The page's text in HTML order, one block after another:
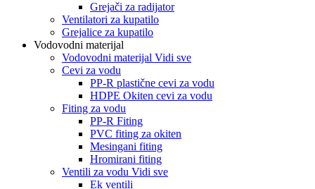
Grejači za radijator
Ventilatori za kupatilo
Grejalice za kupatilo
Vodovodni materijal
Vodovodni materijal Vidi sve
Cevi za vodu
PP-R plastične cevi za vodu
HDPE Okiten cevi za vodu
Fiting za vodu
PP-R Fiting
PVC fiting za okiten
Mesingani fiting
Hromirani fiting
Ventili za vodu Vidi sve
Ek ventili